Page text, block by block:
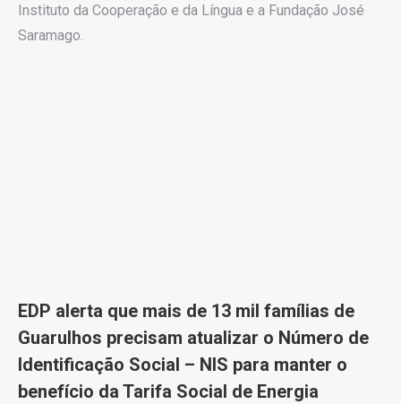
Instituto da Cooperação e da Língua e a Fundação José
Saramago.
EDP alerta que mais de 13 mil famílias de
Guarulhos precisam atualizar o Número de
Identificação Social – NIS para manter o
benefício da Tarifa Social de Energia